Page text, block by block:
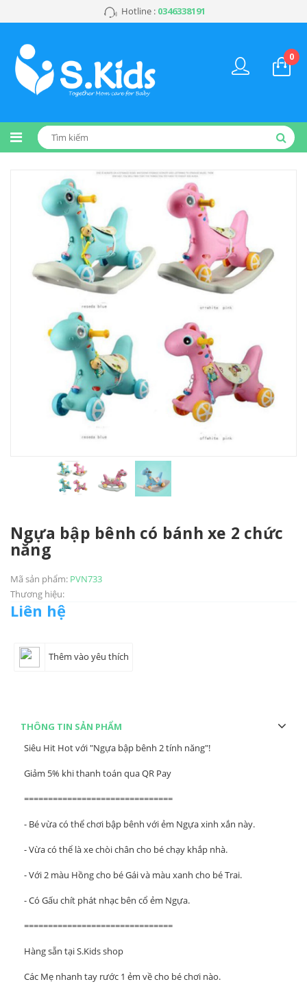
Hotline : 0346338191
0
Ngựa bập bênh có bánh xe 2 chức
năng
Mã sản phẩm: PVN733
Thương hiệu:
Liên hệ
Thêm vào yêu thích
THÔNG TIN SẢN PHẨM
Siêu Hit Hot với "Ngựa bập bênh 2 tính năng"!
Giảm 5% khi thanh toán qua QR Pay
===============================
- Bé vừa có thể chơi bập bênh với ẻm Ngựa xinh xắn này.
- Vừa có thể là xe chòi chân cho bé chạy khắp nhà.
- Với 2 màu Hồng cho bé Gái và màu xanh cho bé Trai.
- Có Gấu chít phát nhạc bên cổ ẻm Ngựa.
===============================
Hàng sẵn tại S.Kids shop
Các Mẹ nhanh tay rước 1 ẻm về cho bé chơi nào.